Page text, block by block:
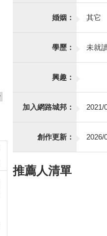
婚姻： 其它
學歷： 未就
興趣：
加入網路城邦： 2021/
創作更新： 2026/
推薦人清單